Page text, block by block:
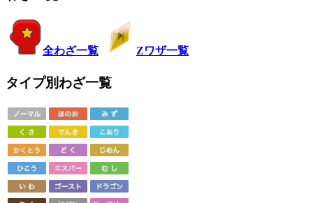
全わざ一覧 Zワザ一覧
タイプ別わざ一覧